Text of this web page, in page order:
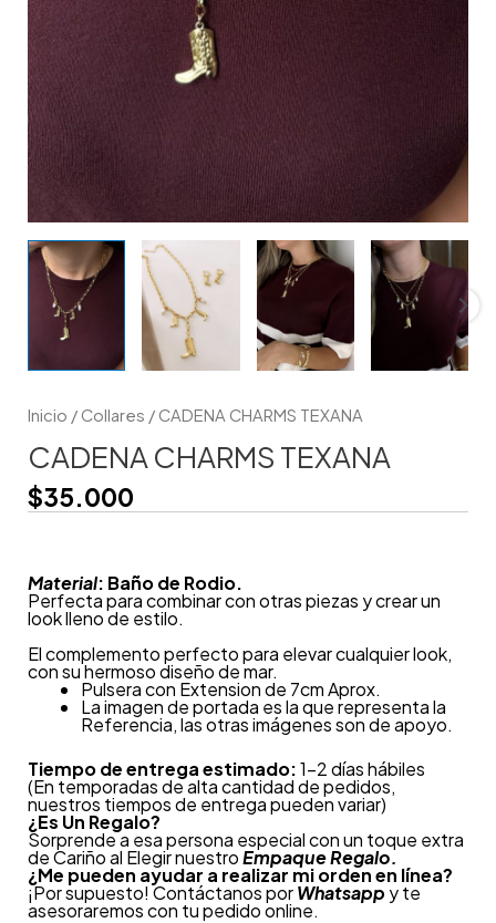
Inicio / Collares / CADENA CHARMS TEXANA
CADENA CHARMS TEXANA
$35.000
Material: Baño de Rodio.
Perfecta para combinar con otras piezas y crear un
look lleno de estilo.
El complemento perfecto para elevar cualquier look,
con su hermoso diseño de mar.
Pulsera con Extension de 7cm Aprox.
La imagen de portada es la que representa la
Referencia, las otras imágenes son de apoyo.
Tiempo de entrega estimado:1-2 días hábiles
(En temporadas de alta cantidad de pedidos,
nuestros tiempos de entrega pueden variar)
¿Es Un Regalo?
Sorprende a esa persona especial con un toque extra
de Cariño al Elegir nuestroEmpaque Regalo.
¿Me pueden ayudar a realizar mi orden en línea?
¡Por supuesto! Contáctanos porWhatsapp y te
asesoraremos con tu pedido online.